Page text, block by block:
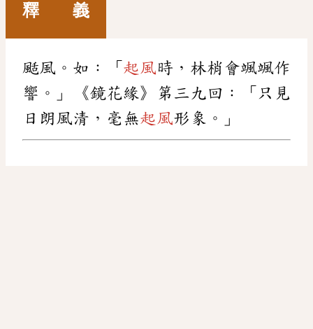
釋 義
颳風。如：「 起風時，林梢會颯颯作
響。」《鏡花緣》第三九回：「只見
日朗風清，毫無起風形象。」